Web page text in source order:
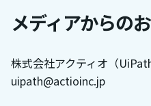
メディアからの
株式会社アクティオ（
uipath@actioinc.jp